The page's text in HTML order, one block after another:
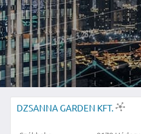
A részletes kereső csak
DZSANNA GARDEN KFT.